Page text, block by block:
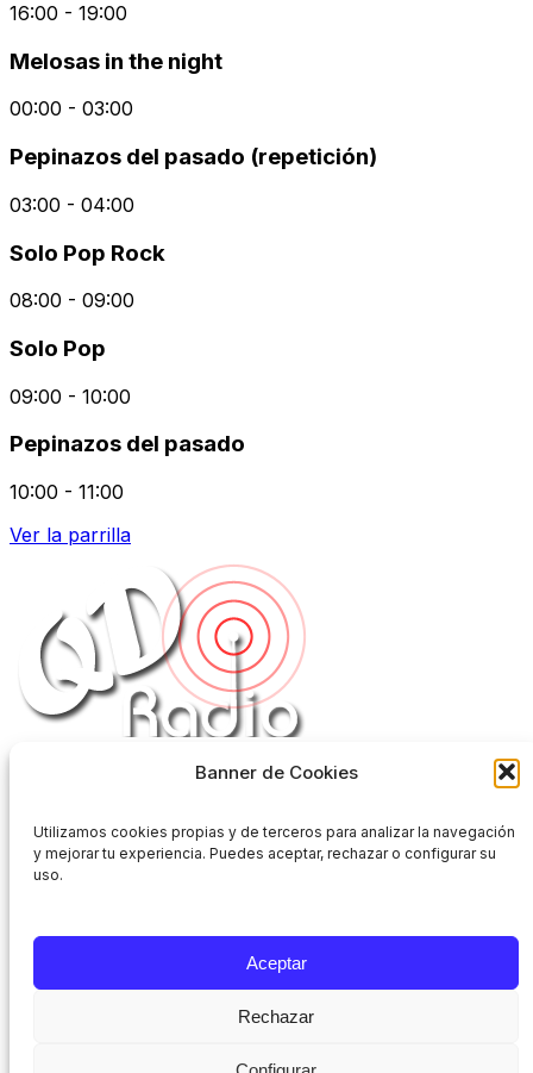
Banner de Cookies
Utilizamos cookies propias y de terceros para analizar la navegación
y mejorar tu experiencia. Puedes aceptar, rechazar o configurar su
uso.
Aceptar
Rechazar
16:00 - 19:00
Melosas in the night
00:00 - 03:00
Pepinazos del pasado (repetición)
03:00 - 04:00
Solo Pop Rock
08:00 - 09:00
Solo Pop
09:00 - 10:00
Pepinazos del pasado
10:00 - 11:00
Ver la parrilla
Cookies
Bases legales
La mejor selección de tu emisora favorita